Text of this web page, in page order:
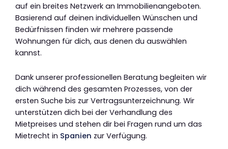
auf ein breites Netzwerk an Immobilienangeboten.
Basierend auf deinen individuellen Wünschen und
Bedürfnissen finden wir mehrere passende
Wohnungen für dich, aus denen du auswählen
kannst.
Dank unserer professionellen Beratung begleiten wir
dich während des gesamten Prozesses, von der
ersten Suche bis zur Vertragsunterzeichnung. Wir
unterstützen dich bei der Verhandlung des
Mietpreises und stehen dir bei Fragen rund um das
Mietrecht in Spanien zur Verfügung.